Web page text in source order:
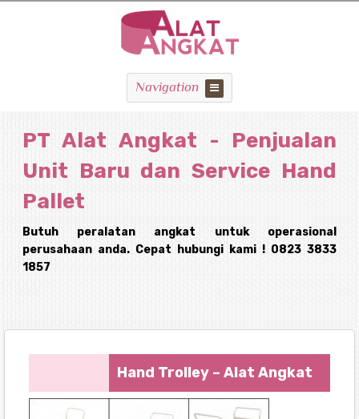
Navigation
PT Alat Angkat - Penjualan
Unit Baru dan Service Hand
Pallet
Butuh peralatan angkat untuk operasional
perusahaan anda. Cepat hubungi kami ! 0823 3833
1857
Hand Trolley – Alat Angkat